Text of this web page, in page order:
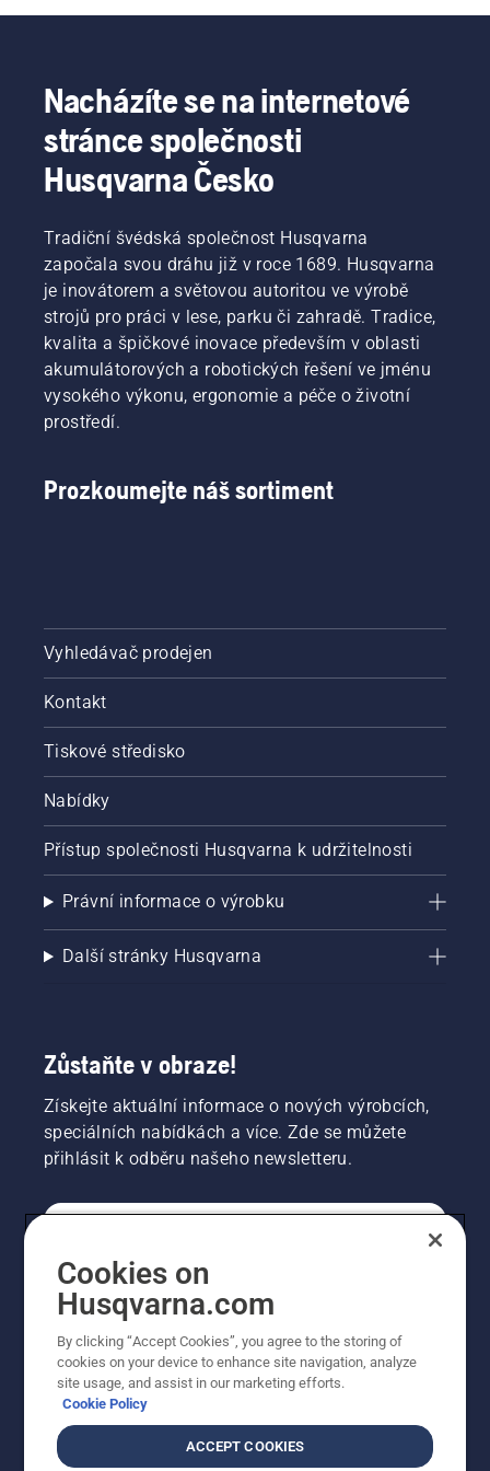
palivovou
a zatáhněte
startovací
šňůru,
dokud se
nespustí.
zastavení
motoru
deaktivujte
sytič
a znovu
zatáhněte
za
startovací
motor
Při
dodržení
postupu
pro vás
nastartování
křovinořezu
Husqvarna
velice
jednoduché.
sytič
a znovu
zatáhněte
startovací
motor
nenastartuje.
Nakonec
zvyšte
otáčky
na
normální
takže
můžete
pracovat
déle bez
přestávek.
Nacházíte se na internetové
stránce společnosti
Husqvarna Česko
Tradiční švédská společnost Husqvarna
započala svou dráhu již v roce 1689. Husqvarna
je inovátorem a světovou autoritou ve výrobě
strojů pro práci v lese, parku či zahradě. Tradice,
kvalita a špičkové inovace především v oblasti
akumulátorových a robotických řešení ve jménu
vysokého výkonu, ergonomie a péče o životní
prostředí.
Prozkoumejte náš sortiment
Vyhledávač prodejen
Kontakt
Tiskové středisko
Nabídky
Přístup společnosti Husqvarna k udržitelnosti
Právní informace o výrobku
Další stránky Husqvarna
Zůstaňte v obraze!
Získejte aktuální informace o nových výrobcích,
speciálních nabídkách a více. Zde se můžete
přihlásit k odběru našeho newsletteru.
PROFESIONÁLNÍ
Cookies on
Husqvarna.com
By clicking “Accept Cookies”, you agree to the storing of
cookies on your device to enhance site navigation, analyze
site usage, and assist in our marketing efforts.
Cookie Policy
ACCEPT COOKIES